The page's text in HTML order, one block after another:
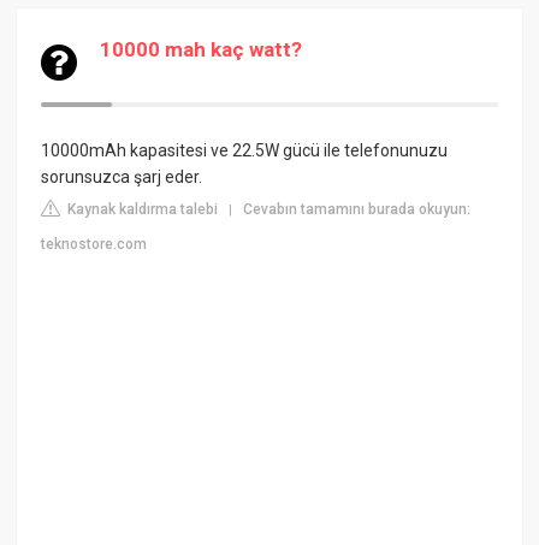
10000 mah kaç watt?
10000mAh kapasitesi ve 22.5W gücü ile telefonunuzu
sorunsuzca şarj eder.
Kaynak kaldırma talebi |Cevabın tamamını burada okuyun:
teknostore.com